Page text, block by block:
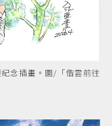
念插畫。圖/「偕雲前往